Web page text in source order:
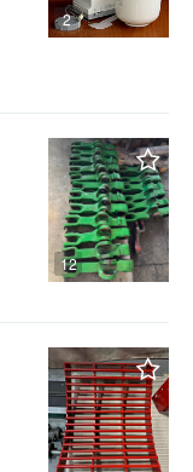
2
12